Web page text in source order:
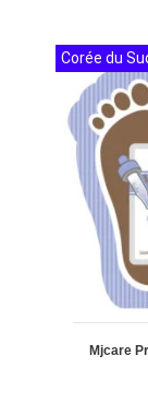
Mjcare
Corée du